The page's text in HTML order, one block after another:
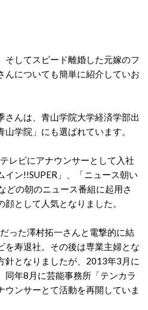
そしてスピード離婚した元嫁のフ
んについても簡単に紹介していお
さんは、青山学院大学経済学部出
学院」にも選ばれています。
レビにアナウンサーとして入社
イン!!SUPER」、「ニュース朝い
どの朝のニュース番組に起用さ
として人気となりました。
った澤村拓一さんと電撃的に結
を寿退社。その後は専業主婦とな
針となりましたが、2013年3月に
同年8月に芸能事務所「テンカラ
ウンサーとて活動を再開していま